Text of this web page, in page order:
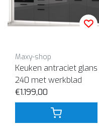
Maxy-shop
Keuken antraciet glans
240 met werkblad
€1.199,00